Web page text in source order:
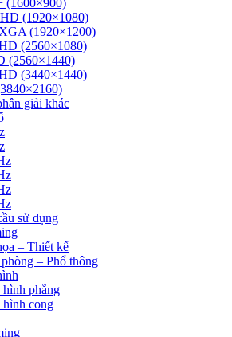
(1600×900)
(1920×1080)
(1920×1200)
(2560×1080)
(2560×1440)
(3440×1440)
giải khác
sử dụng
– Thiết kế
– Phổ thông
hình phẳng
hình cong